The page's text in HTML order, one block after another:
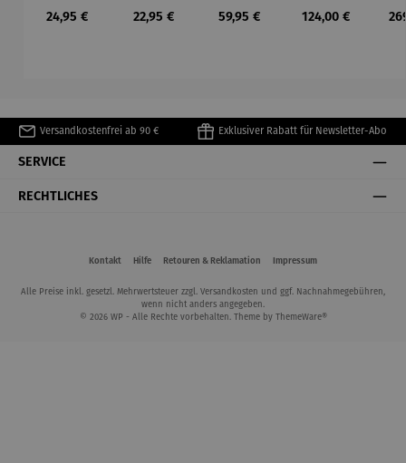
mer
Regulärer Preis:
24,95 €
Be Safe
Regulärer Preis:
22,95 €
en-
Regulärer Preis:
59,95 €
r | 7,5m
Regulärer Preis:
124,00 €
Versandkostenfrei ab 90 € Exklusiver Rabatt für Newsletter-Abo
SERVICE
RECHTLICHES
Kontakt Hilfe Retouren & Reklamation Impressum
Alle Preise inkl. gesetzl. Mehrwertsteuer zzgl. Versandkosten und ggf. Nachnahmegebühren,
wenn nicht anders angegeben.
© 2026 WP - Alle Rechte vorbehalten. Theme by ThemeWare®